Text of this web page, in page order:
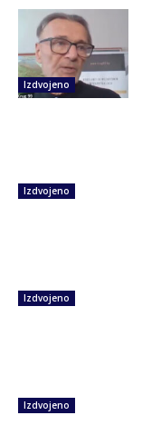
Izdvojeno
Izdvojeno
Izdvojeno
Izdvojeno